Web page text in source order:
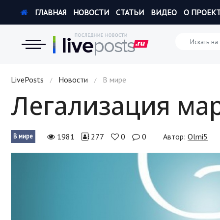
Новости
Экономика
Происшествия
Hi-Tech. Интернет
ГЛАВНАЯ НОВОСТИ СТАТЬИ ВИДЕО О
LivePosts / Новости / В мире
Легализация
В мире 1981 277 0 0 Автор: Olmi5